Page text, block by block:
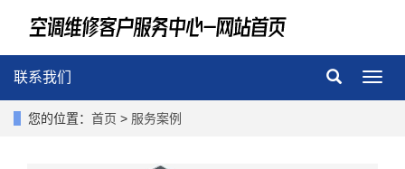
导
联系我们
您的位置： 首页 > 服务案例